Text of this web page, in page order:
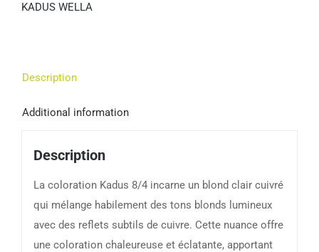
KADUS WELLA
Description
Additional information
Description
La coloration Kadus 8/4 incarne un blond clair cuivré
qui mélange habilement des tons blonds lumineux
avec des reflets subtils de cuivre. Cette nuance offre
une coloration chaleureuse et éclatante, apportant